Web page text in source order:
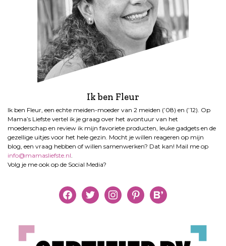
Ik ben Fleur
Ik ben Fleur, een echte meiden-moeder van 2 meiden (’08) en (’12). Op
Mama’s Liefste vertel ik je graag over het avontuur van het
moederschap en review ik mijn favoriete producten, leuke gadgets en de
gezellige uitjes voor het hele gezin. Mocht je willen reageren op mijn
blog, een vraag hebben of willen samenwerken? Dat kan! Mail me op
info@mamasliefste.nl.
Volg je me ook op de Social Media?
facebooktwitter instagrampinterestbloglovin